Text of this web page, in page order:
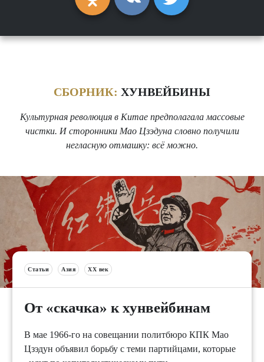
СБОРНИК: ХУНВЕЙБИНЫ
Культурная революция в Китае предполагала массовые
чистки. И сторонники Мао Цзэдуна словно получили
негласную отмашку: всё можно.
Статьи Азия XX век
От «скачка» к хунвейбинам
В мае 1966-го на совещании политбюро КПК Мао
Цзэдун объявил борьбу с теми партийцами, которые